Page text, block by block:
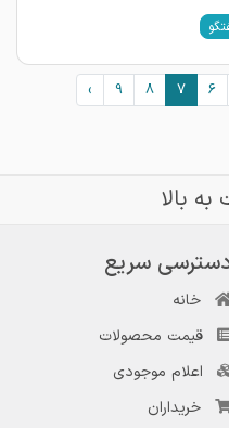
6
7
8
9
›
بالا
سریع
خانه
قیمت محصولات
اعلام موجودی
خریداران